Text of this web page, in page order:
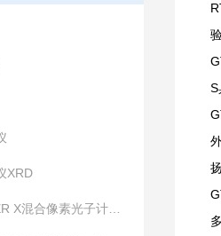
XRD
像素光子计数X射线探测器
S